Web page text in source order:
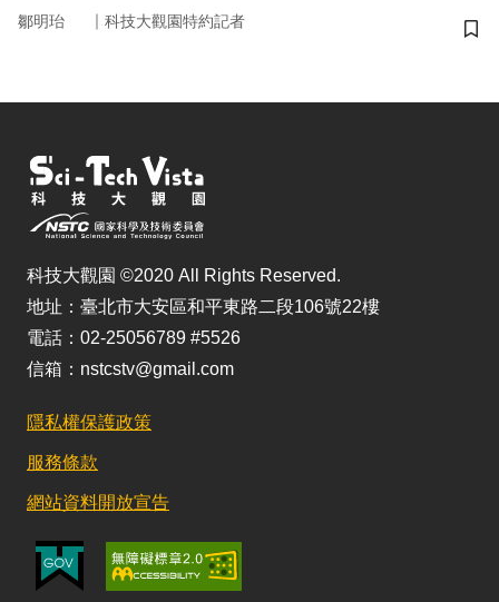
鄒明珆 ｜ 科技大觀園特約記者
儲
科技大觀園 ©2020 All Rights Reserved.
地址：臺北市大安區和平東路二段106號22樓
電話：02-25056789 #5526
信箱：nstcstv@gmail.com
隱私權保護政策
服務條款
網站資料開放宣告